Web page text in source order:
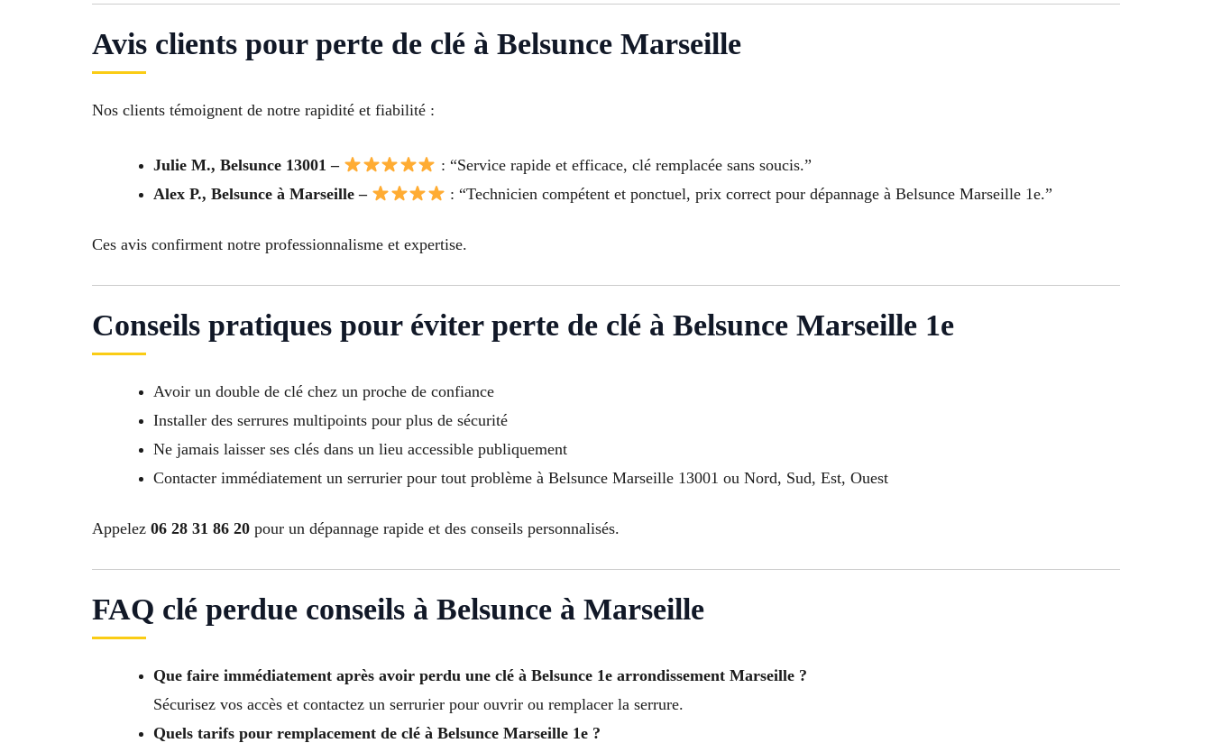
Avis clients pour perte de clé à Belsunce Marseille
Nos clients témoignent de notre rapidité et fiabilité :
Julie M., Belsunce 13001 –
: “Service rapide et efficace, clé remplacée sans soucis.”
Alex P., Belsunce à Marseille –
: “Technicien compétent et ponctuel, prix correct pour dépannage à Belsunce Marseille 1e.”
Ces avis confirment notre professionnalisme et expertise.
Conseils pratiques pour éviter perte de clé à Belsunce Marseille 1e
Avoir un double de clé chez un proche de confiance
Installer des serrures multipoints pour plus de sécurité
Ne jamais laisser ses clés dans un lieu accessible publiquement
Contacter immédiatement un serrurier pour tout problème à Belsunce Marseille 13001 ou Nord, Sud, Est, Ouest
Appelez 06 28 31 86 20 pour un dépannage rapide et des conseils personnalisés.
FAQ clé perdue conseils à Belsunce à Marseille
Que faire immédiatement après avoir perdu une clé à Belsunce 1e arrondissement Marseille ?
Sécurisez vos accès et contactez un serrurier pour ouvrir ou remplacer la serrure.
Quels tarifs pour remplacement de clé à Belsunce Marseille 1e ?